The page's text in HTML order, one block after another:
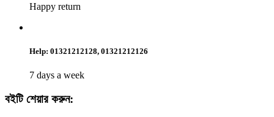
Happy return
Help: 01321212128, 01321212126
7 days a week
বইটি শেয়ার করুন: